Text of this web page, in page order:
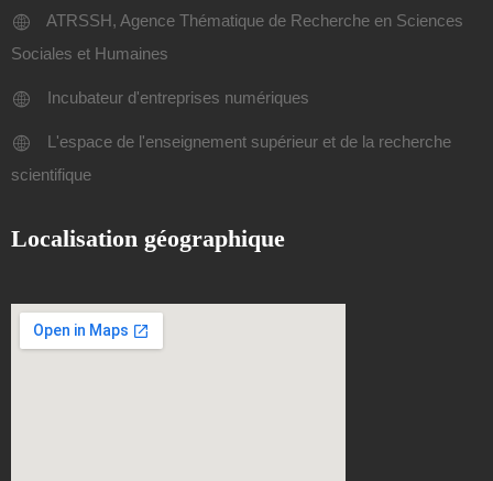
ATRSSH, Agence Thématique de Recherche en Sciences
Sociales et Humaines
Incubateur d'entreprises numériques
L'espace de l'enseignement supérieur et de la recherche
scientifique
Localisation géographique